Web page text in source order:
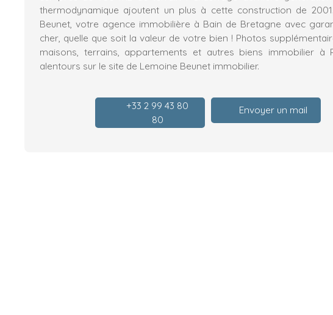
thermodynamique ajoutent un plus à cette construction de
Beunet, votre agence immobilière à Bain de Bretagne avec
cher, quelle que soit la valeur de votre bien ! Photos
maisons, terrains, appartements et autres biens immobilier à
alentours sur le site de Lemoine Beunet immobilier.
+33 2 99 43 80
80
Envoyer un mail